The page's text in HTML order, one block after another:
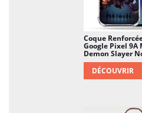
Coque
Google Pixel 9A
Demon Slayer
DÉCOUVRIR